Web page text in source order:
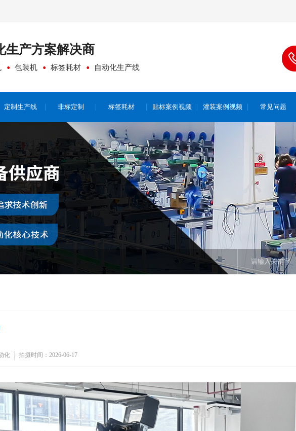
生产方案解决商
包装机 标签耗材 自动化生产线
定制生产线 非标定制 标签耗材 贴标案例视频 灌装案例视频 常见问题
化 拍摄时间：2026-06-17